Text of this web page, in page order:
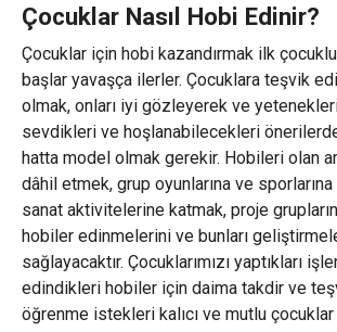
Çocuklar Nasıl Hobi Edinir?
Çocuklar için hobi kazandırmak ilk
başlar yavaşça ilerler. Çocuklara teşvik
olmak, onları iyi gözleyerek ve
sevdikleri ve hoşlanabilecekleri
hatta model olmak gerekir. Hobileri olan
dâhil etmek, grup oyunlarına ve
sanat aktivitelerine katmak, proje
hobiler edinmelerini ve bunları
sağlayacaktır. Çocuklarımızı yaptıkları
edindikleri hobiler için daima takdir ve
öğrenme istekleri kalıcı ve mutlu çocuklar